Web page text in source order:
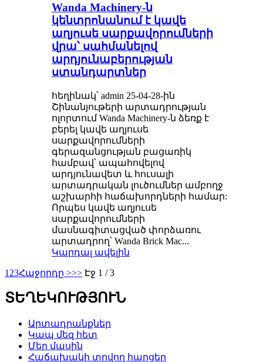
Wanda Machinery-ն
կենտրոնանում է կավե
աղյուսե սարքավորումների
վրա՝ սահմանելով
արդյունաբերության
ստանդարտներ
հեղինակ՝ admin 25-04-28-ին
Շինանյութերի արտադրության
ոլորտում Wanda Machinery-ն ձեռք է
բերել կավե աղյուսե
սարքավորումների
գերազանցության բացառիկ
համբավ՝ ապահովելով
արդյունավետ և հուսալի
արտադրական լուծումներ ամբողջ
աշխարհի հաճախորդների համար:
Որպես կավե աղյուսե
սարքավորումների
մասնագիտացված փորձառու
արտադրող՝ Wanda Brick Mac...
Կարդալ ավելին
1 23Հաջորդը >>> Էջ 1 / 3
ՏԵՂԵԿՈՒԹՅՈՒՆ
Արտադրանքներ
Կապ մեզ հետ
Մեր մասին
Հաճախակի տրվող հարցեր